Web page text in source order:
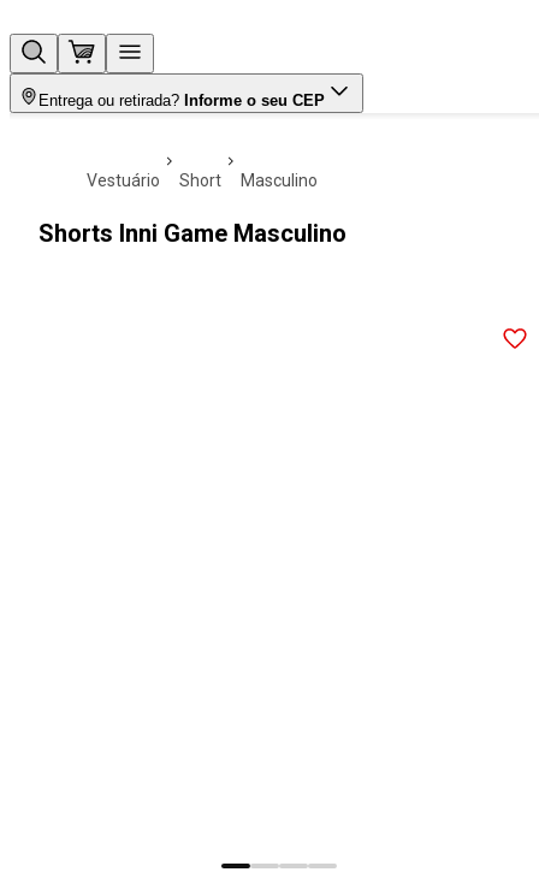
Entrega ou retirada? Informe o seu CEP
vestuário short masculino
Shorts Inni Game Masculino